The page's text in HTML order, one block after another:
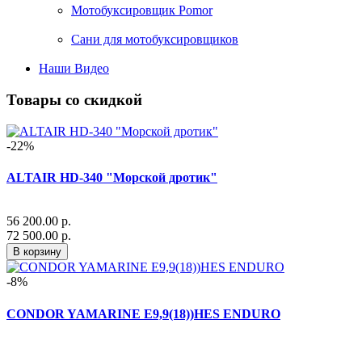
Мотобуксировщик Pomor
Сани для мотобуксировщиков
Наши Видео
Товары со скидкой
-22%
ALTAIR HD-340 "Морской дротик"
56 200.00 р.
72 500.00 р.
В корзину
-8%
CONDOR YAMARINE E9,9(18))HES ENDURO